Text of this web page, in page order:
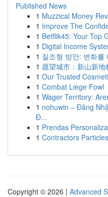
Published News
1 Muzzical Money
1 Improve The
1 Betflik45: Your Top
1 Digital Income
1 질조형 방안: 변화를
1 愿望城市：新山新地
1 Our Trusted
1 Combat Liege Fowl
1 Wager Territory:
1 nohuwin – Đăng
Đ...
1 Prendas
1 Contractors
Copyright © 2026 | Advanced